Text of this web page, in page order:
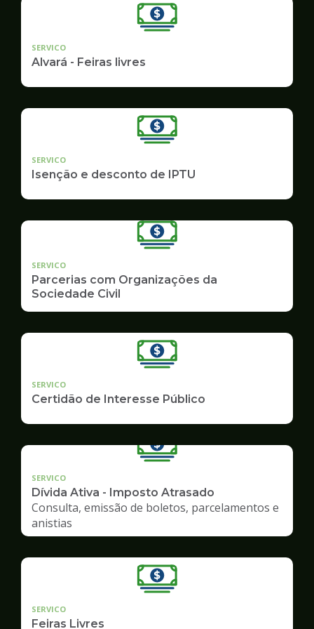
SERVICO
Alvará - Feiras livres
SERVICO
Isenção e desconto de IPTU
SERVICO
Parcerias com Organizações da
Sociedade Civil
SERVICO
Certidão de Interesse Público
SERVICO
Dívida Ativa - Imposto Atrasado
Consulta, emissão de boletos, parcelamentos e
anistias
SERVICO
Feiras Livres